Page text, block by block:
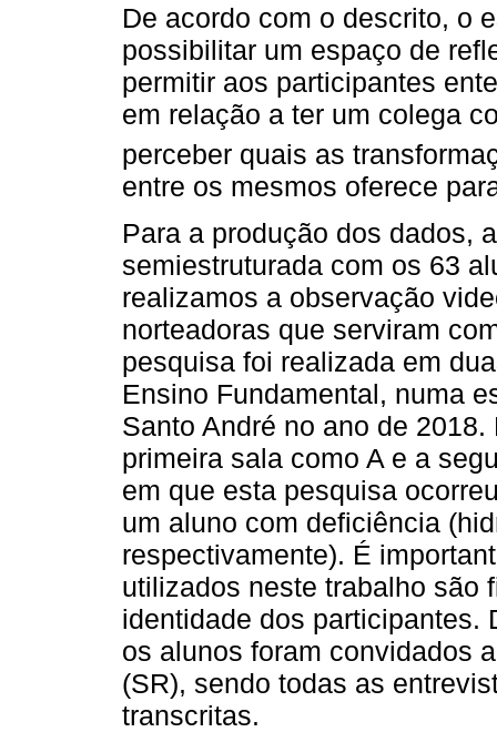
De acordo com o descrito, o
possibilitar um espaço de
permitir aos participantes
em relação a ter um colega
perceber quais as
entre os mesmos oferece
Para a produção dos dados,
semiestruturada com os 63
realizamos a observação
norteadoras que serviram
pesquisa foi realizada em
Ensino Fundamental, numa
Santo André no ano de
primeira sala como A e a
em que esta pesquisa
um aluno com deficiência
respectivamente). É
utilizados neste trabalho são
identidade dos participantes.
os alunos foram convidados
(SR), sendo todas as
transcritas.